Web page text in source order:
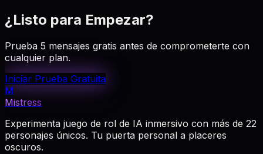
¿Listo para Empezar?
Prueba 5 mensajes gratis antes de comprometerte con
cualquier plan.
Iniciar Prueba Gratuita
M
Mistress
Experimenta juego de rol de IA inmersivo con más de 22
personajes únicos. Tu puerta personal a placeres
oscuros.